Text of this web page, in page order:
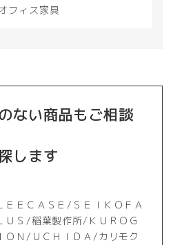
フィス家具
ない商品もご相談
します
ＥＣＡＳＥ/ＳＥＩＫＯＦＡ
Ｓ/稲葉製作所/ＫＵＲＯＧ
ＯＮ/ＵＣＨＩＤＡ/カリモク